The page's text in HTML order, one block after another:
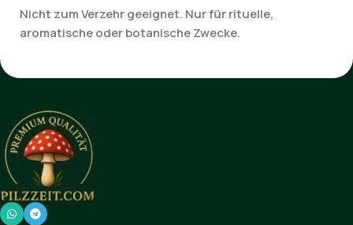
Nicht zum Verzehr geeignet. Nur für rituelle,
aromatische oder botanische Zwecke.